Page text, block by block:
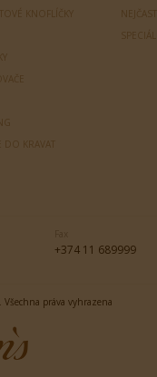
KNOFLÍČKY
DO KRAVAT
+374 11 689999
práva vyhrazena